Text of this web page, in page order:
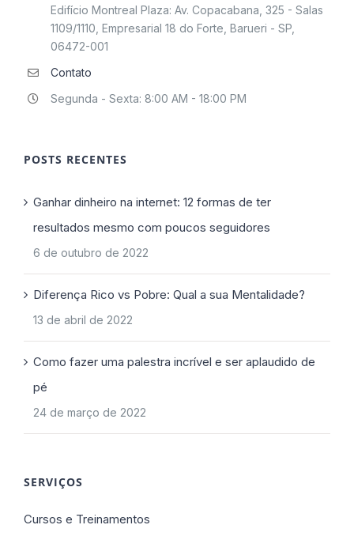
Edifício Montreal Plaza: Av. Copacabana, 325 - Salas
1109/1110, Empresarial 18 do Forte, Barueri - SP,
06472-001
Contato
Segunda - Sexta: 8:00 AM - 18:00 PM
POSTS RECENTES
Ganhar dinheiro na internet: 12 formas de ter
resultados mesmo com poucos seguidores
6 de outubro de 2022
Diferença Rico vs Pobre: Qual a sua Mentalidade?
13 de abril de 2022
Como fazer uma palestra incrível e ser aplaudido de
pé
24 de março de 2022
SERVIÇOS
Cursos e Treinamentos